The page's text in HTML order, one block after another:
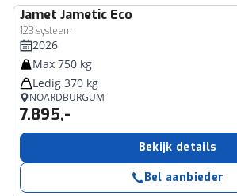
Jamet Jametic Eco
123 systeem
2026
Max 750 kg
Ledig 370 kg
NOARDBURGUM
7.895,-
Bekijk details
Bel aanbieder